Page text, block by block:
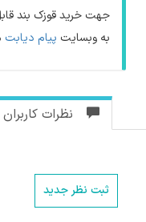
جهت خرید قوزک بند
به وبسایت پیام دیابت
نظرات کاربران
ثبت نظر جدید